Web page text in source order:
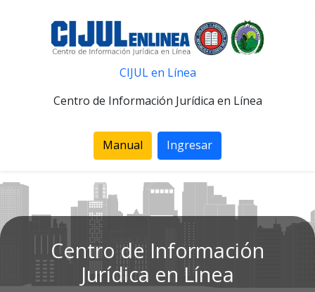
CIJUL en Línea
Centro de Información Jurídica en Línea
Manual Ingresar
Centro de Información
Jurídica en Línea